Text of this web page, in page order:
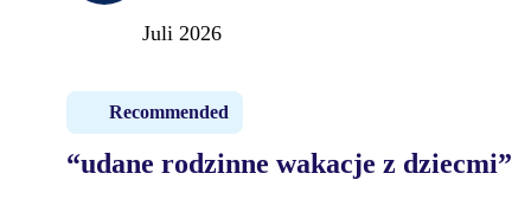
Juli 2026
Recommended
“udane rodzinne wakacje z dziecmi”